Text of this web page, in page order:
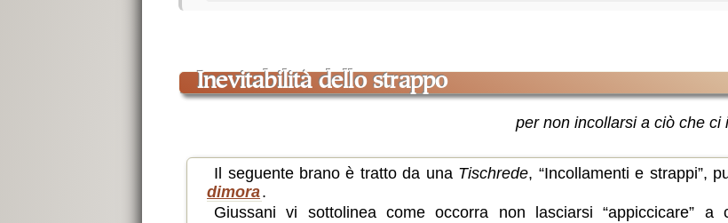
inevitabilità dello strappo
per non incollarsi a ciò che
Il seguente brano è tratto da una Tischrede, “Incollamenti e strappi”,
dimora.
Giussani vi sottolinea come occorra non lasciarsi “appiccicare”